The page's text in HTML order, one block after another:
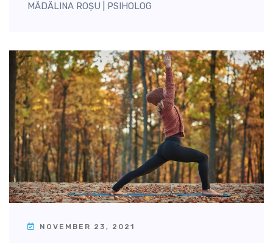
MĂDĂLINA ROȘU | PSIHOLOG
NOVEMBER 23, 2021